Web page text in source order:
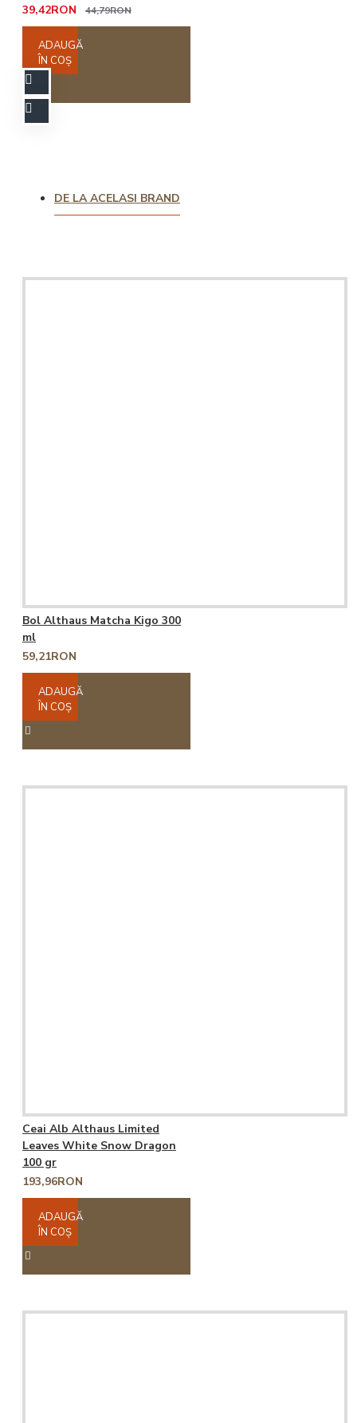
39,42RON
44,79RON
ADAUGĂ
ÎN COŞ
DE LA ACELASI BRAND
Bol Althaus Matcha Kigo 300
ml
59,21RON
ADAUGĂ
ÎN COŞ
Ceai Alb Althaus Limited
Leaves White Snow Dragon
100 gr
193,96RON
ADAUGĂ
ÎN COŞ